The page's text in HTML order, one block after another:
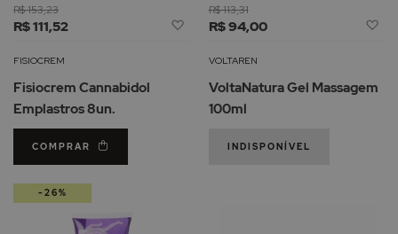
R$ 111,52
R$ 153,23
Adicionar
Lista
Desejos
FISIOCREM
Fisiocrem Cannabidol
Emplastros 8un.
COMPRAR
R$ 94,00
R$ 113,31
VOLTAREN
VoltaNatura Gel Massagem
100ml
INDISPONÍVEL
-26%